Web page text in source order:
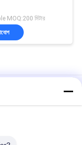
MOQ:200 মিটার
মাইক্রন অনুভূত
অ্যান্টি-স্ট্যাটিক তরল